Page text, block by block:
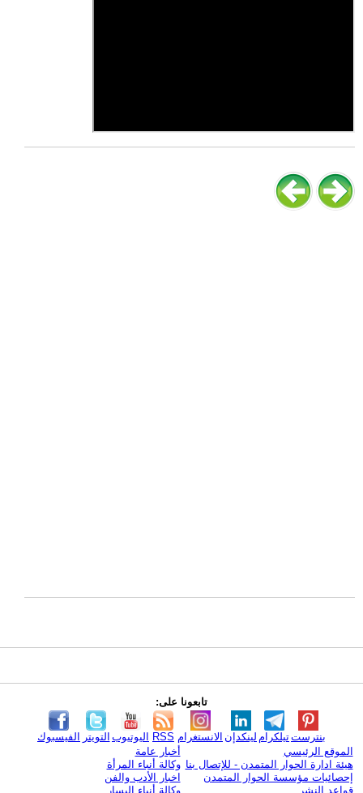
تابعونا على:
الفيسبوك التويتر اليوتيوب RSS الانستغرام لينكدإن تيلكرامبنترست
الموقع الرئيسي
هيئة ادارة الحوار المتمدن - للإتصال بنا
إحصائيات مؤسسة الحوار المتمدن
قواعد النشر
أخبار عامة
وكالة أنباء المرأة
اخبار الأدب والفن
وكالة أنباء اليسار